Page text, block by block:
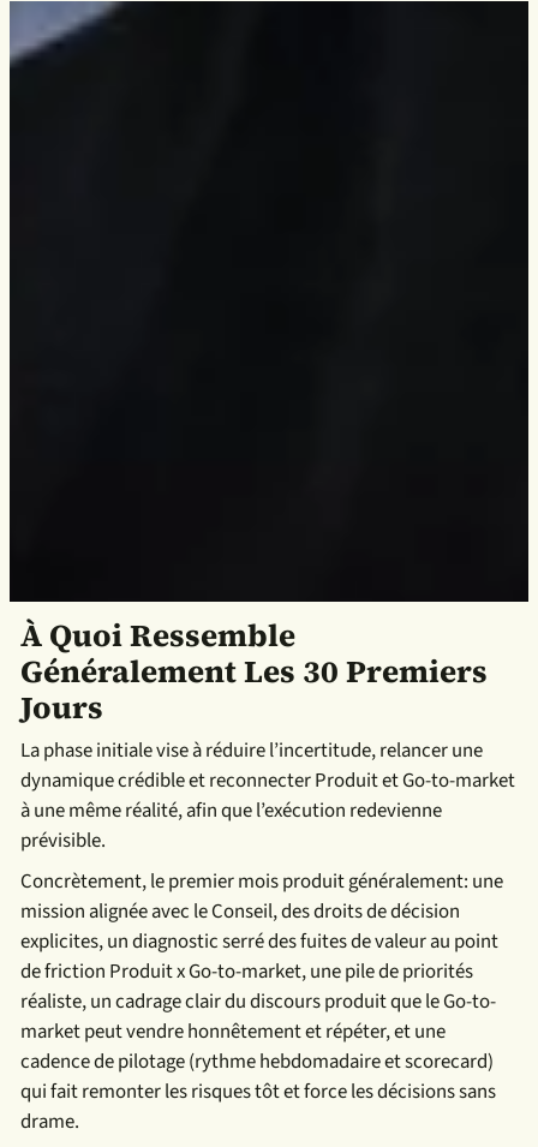
À Quoi Ressemble
Généralement Les 30 Premiers
Jours
La phase initiale vise à réduire l’incertitude, relancer une
dynamique crédible et reconnecter Produit et Go-to-market
à une même réalité, afin que l’exécution redevienne
prévisible.
Concrètement, le premier mois produit généralement: une
mission alignée avec le Conseil, des droits de décision
explicites, un diagnostic serré des fuites de valeur au point
de friction Produit x Go-to-market, une pile de priorités
réaliste, un cadrage clair du discours produit que le Go-to-
market peut vendre honnêtement et répéter, et une
cadence de pilotage (rythme hebdomadaire et scorecard)
qui fait remonter les risques tôt et force les décisions sans
drame.